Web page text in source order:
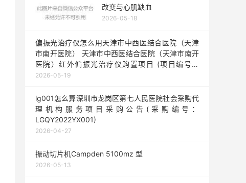
改变与心肌缺血
2026-05-18
偏振光治疗仪怎么用天津市中西医结合医院（天津
市南开医院） 天津市中西医结合医院（天津市南开
医院）红外偏振光治疗仪购置项目 (项目编号：
TJBD-2024-A-306)竞争性磋商公告
2026-05-19
lg001怎么算深圳市龙岗区第七人民医院社会采购代
理机构服务项目采购公告(采购编号：
LGQY2022YX001)
2026-04-27
振动切片机Campden 5100mz 型
2026-05-13